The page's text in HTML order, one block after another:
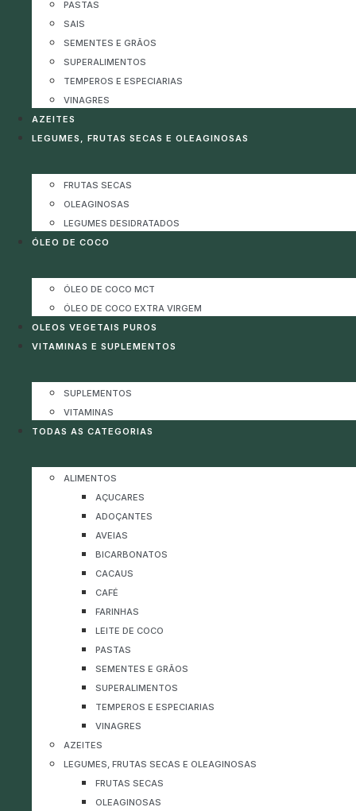
PASTAS
SAIS
SEMENTES E GRÃOS
SUPERALIMENTOS
TEMPEROS E ESPECIARIAS
VINAGRES
AZEITES
LEGUMES, FRUTAS SECAS E OLEAGINOSAS
FRUTAS SECAS
OLEAGINOSAS
LEGUMES DESIDRATADOS
ÓLEO DE COCO
ÓLEO DE COCO MCT
ÓLEO DE COCO EXTRA VIRGEM
OLEOS VEGETAIS PUROS
VITAMINAS E SUPLEMENTOS
SUPLEMENTOS
VITAMINAS
TODAS AS CATEGORIAS
ALIMENTOS
AÇUCARES
ADOÇANTES
AVEIAS
BICARBONATOS
CACAUS
CAFÉ
FARINHAS
LEITE DE COCO
PASTAS
SEMENTES E GRÃOS
SUPERALIMENTOS
TEMPEROS E ESPECIARIAS
VINAGRES
AZEITES
LEGUMES, FRUTAS SECAS E OLEAGINOSAS
FRUTAS SECAS
OLEAGINOSAS